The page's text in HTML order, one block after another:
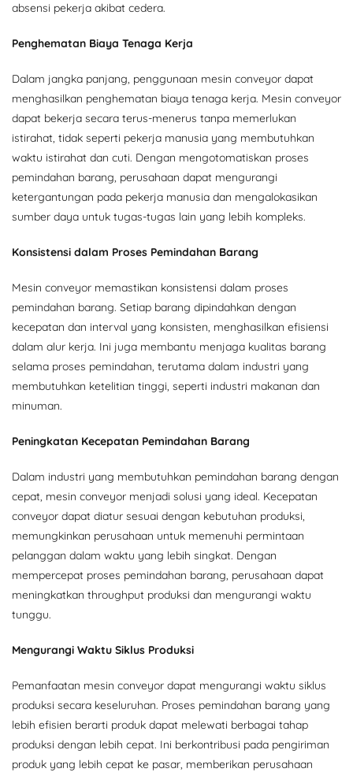
absensi pekerja akibat cedera.
Penghematan Biaya Tenaga Kerja
Dalam jangka panjang, penggunaan mesin conveyor dapat
menghasilkan penghematan biaya tenaga kerja. Mesin conveyor
dapat bekerja secara terus-menerus tanpa memerlukan
istirahat, tidak seperti pekerja manusia yang membutuhkan
waktu istirahat dan cuti. Dengan mengotomatiskan proses
pemindahan barang, perusahaan dapat mengurangi
ketergantungan pada pekerja manusia dan mengalokasikan
sumber daya untuk tugas-tugas lain yang lebih kompleks.
Konsistensi dalam Proses Pemindahan Barang
Mesin conveyor memastikan konsistensi dalam proses
pemindahan barang. Setiap barang dipindahkan dengan
kecepatan dan interval yang konsisten, menghasilkan efisiensi
dalam alur kerja. Ini juga membantu menjaga kualitas barang
selama proses pemindahan, terutama dalam industri yang
membutuhkan ketelitian tinggi, seperti industri makanan dan
minuman.
Peningkatan Kecepatan Pemindahan Barang
Dalam industri yang membutuhkan pemindahan barang dengan
cepat, mesin conveyor menjadi solusi yang ideal. Kecepatan
conveyor dapat diatur sesuai dengan kebutuhan produksi,
memungkinkan perusahaan untuk memenuhi permintaan
pelanggan dalam waktu yang lebih singkat. Dengan
mempercepat proses pemindahan barang, perusahaan dapat
meningkatkan throughput produksi dan mengurangi waktu
tunggu.
Mengurangi Waktu Siklus Produksi
Pemanfaatan mesin conveyor dapat mengurangi waktu siklus
produksi secara keseluruhan. Proses pemindahan barang yang
lebih efisien berarti produk dapat melewati berbagai tahap
produksi dengan lebih cepat. Ini berkontribusi pada pengiriman
produk yang lebih cepat ke pasar, memberikan perusahaan